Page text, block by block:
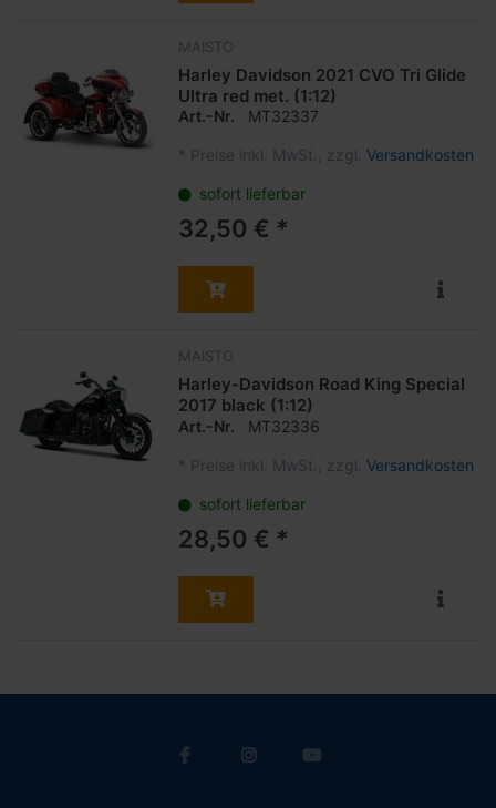
MAISTO
Harley Davidson 2021 CVO Tri Glide
Ultra red met. (1:12)
Art.-Nr. MT32337
* Preise inkl. MwSt., zzgl. Versandkosten
sofort lieferbar
32,50 € *
MAISTO
Harley-Davidson Road King Special
2017 black (1:12)
Art.-Nr. MT32336
* Preise inkl. MwSt., zzgl. Versandkosten
sofort lieferbar
28,50 € *